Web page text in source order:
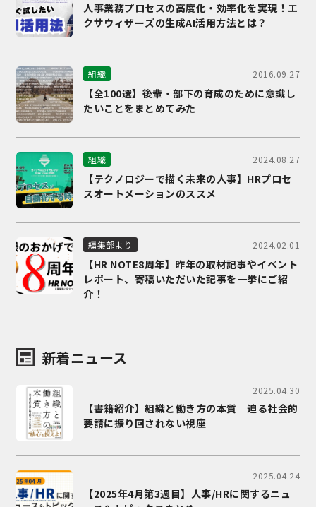
人事業務プロセスの高度化・効率化を実現！エ
クサウィザーズの生成AI活用方法とは？
組織 2016.09.27
【全100選】後輩・部下の育成のために意識し
たいことをまとめてみた
組織 2024.08.27
【テクノロジーで描く未来の人事】HRプロセ
スオートメーションのススメ
編集部より 2024.02.01
【HR NOTE8周年】昨年の取材記事やイベント
レポート、寄稿いただいた記事を一挙にご紹
介！
新着ニュース
2025.04.30
【書籍紹介】組織と働き方の本質 迫る社会的
要請に振り回されない視座
2025.04.24
【2025年4月第3週目】人事/HRに関するニュ